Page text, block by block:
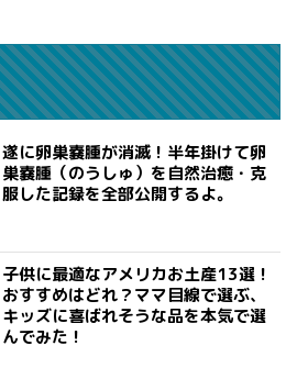
遂に卵巣嚢腫が消滅！半年掛けて卵
巣嚢腫（のうしゅ）を自然治癒・克
服した記録を全部公開するよ。
子供に最適なアメリカお土産13選！
おすすめはどれ？ママ目線で選ぶ、
キッズに喜ばれそうな品を本気で選
んでみた！